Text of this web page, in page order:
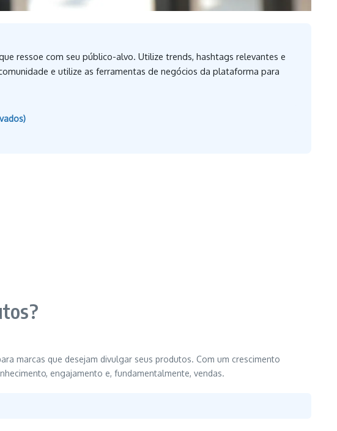
ressoe com seu público-alvo. Utilize trends, hashtags relevantes e
e utilize as ferramentas de negócios da plataforma para
marcas que desejam divulgar seus produtos. Com um crescimento
engajamento e, fundamentalmente, vendas.